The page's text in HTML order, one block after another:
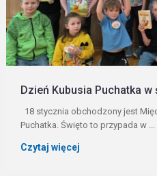
Dzień Kubusia Puchatka
18 stycznia obchodzony jest
Puchatka. Święto to przypada w ...
Czytaj więcej